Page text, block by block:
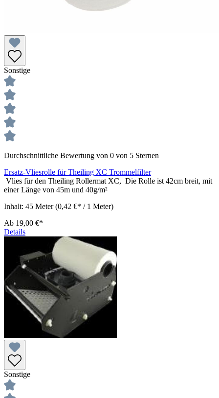
Sonstige
Durchschnittliche Bewertung von 0 von 5 Sternen
Ersatz-Vliesrolle für Theiling XC Trommelfilter
Vlies für den Theiling Rollermat XC, Die Rolle ist 42cm breit, mit
einer Länge von 45m und 40g/m²
Inhalt: 45 Meter(0,42 €* / 1 Meter)
Ab 19,00 €*
Details
Sonstige